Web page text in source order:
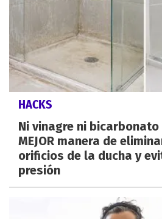
HACKS
Ni vinagre ni
MEJOR manera de
orificios de la ducha y
presión